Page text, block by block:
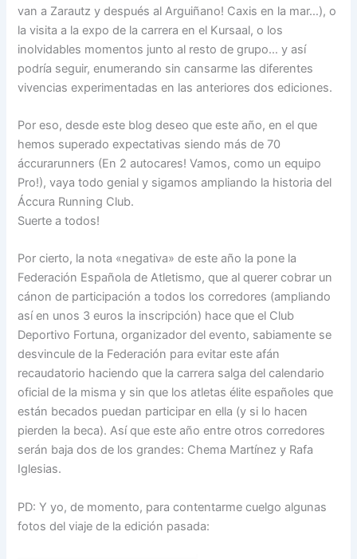
van a Zarautz y después al Arguiñano! Caxis en la mar…), o
la visita a la expo de la carrera en el Kursaal, o los
inolvidables momentos junto al resto de grupo… y así
podría seguir, enumerando sin cansarme las diferentes
vivencias experimentadas en las anteriores dos ediciones.
Por eso, desde este blog deseo que este año, en el que
hemos superado expectativas siendo más de 70
áccurarunners (En 2 autocares! Vamos, como un equipo
Pro!), vaya todo genial y sigamos ampliando la historia del
Áccura Running Club.
Suerte a todos!
Por cierto, la nota «negativa» de este año la pone la
Federación Española de Atletismo, que al querer cobrar un
cánon de participación a todos los corredores (ampliando
así en unos 3 euros la inscripción) hace que el Club
Deportivo Fortuna, organizador del evento, sabiamente se
desvincule de la Federación para evitar este afán
recaudatorio haciendo que la carrera salga del calendario
oficial de la misma y sin que los atletas élite españoles que
están becados puedan participar en ella (y si lo hacen
pierden la beca). Así que este año entre otros corredores
serán baja dos de los grandes: Chema Martínez y Rafa
Iglesias.
PD: Y yo, de momento, para contentarme cuelgo algunas
fotos del viaje de la edición pasada: